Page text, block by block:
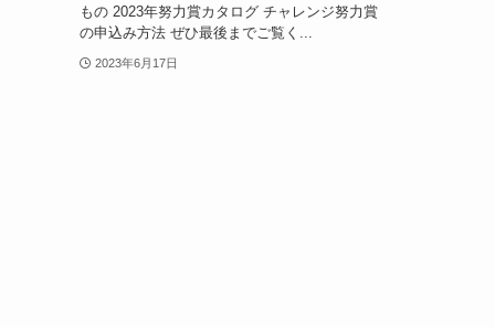
もの 2023年努力賞カタログ チャレンジ努力賞
の申込み方法 ぜひ最後までご覧く...
2023年6月17日